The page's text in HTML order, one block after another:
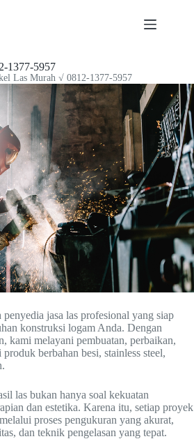
1377-5957
Las Murah √ 0812-1377-5957
penyedia jasa las profesional yang siap
konstruksi logam Anda. Dengan
kami melayani pembuatan, perbaikan,
berbahan besi, stainless steel,
las bukan hanya soal kekuatan
dan estetika. Karena itu, setiap proyek
proses pengukuran yang akurat,
dan teknik pengelasan yang tepat.